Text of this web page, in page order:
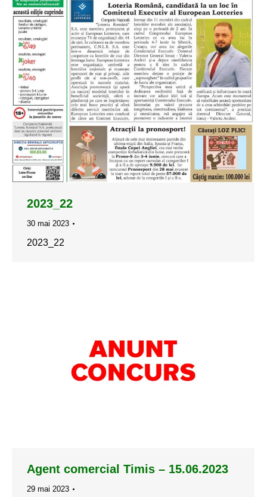
2023_22
30 mai 2023
2023_22
Agent comercial Timis – 15.06.2023
29 mai 2023